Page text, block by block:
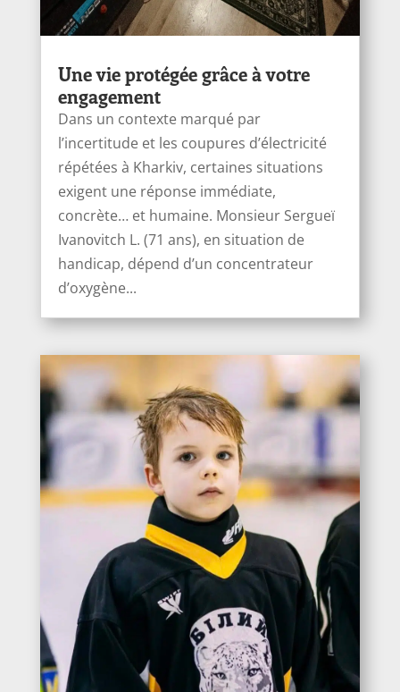
Une vie protégée grâce à votre
engagement
Dans un contexte marqué par
l’incertitude et les coupures d’électricité
répétées à Kharkiv, certaines situations
exigent une réponse immédiate,
concrète… et humaine. Monsieur Sergueï
Ivanоvitch L. (71 ans), en situation de
handicap, dépend d’un concentrateur
d’oxygène...